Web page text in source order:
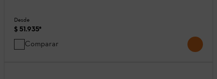
Desde
$ 51.935*
Comparar